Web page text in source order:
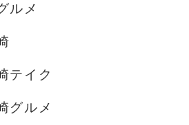
ルメ
テイク
グルメ